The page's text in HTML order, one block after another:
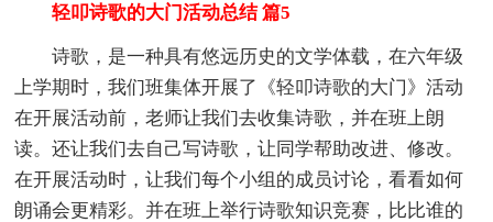
轻叩诗歌的大门活动总结 篇5
诗歌，是一种具有悠远历史的文学体载，在六年级
上学期时，我们班集体开展了《轻叩诗歌的大门》活动
在开展活动前，老师让我们去收集诗歌，并在班上朗
读。还让我们去自己写诗歌，让同学帮助改进、修改。
在开展活动时，让我们每个小组的成员讨论，看看如何
朗诵会更精彩。并在班上举行诗歌知识竞赛，比比谁的